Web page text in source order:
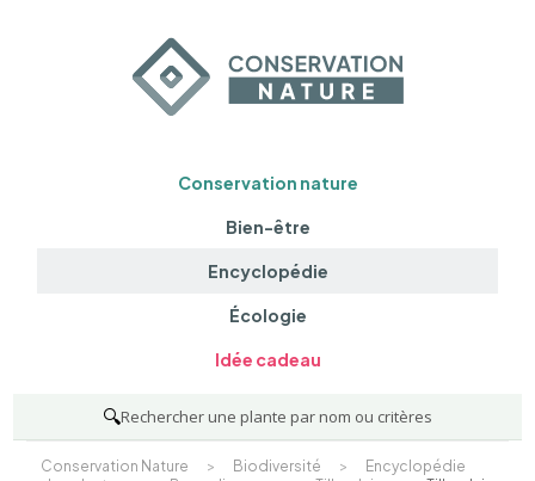
Conservation nature
Bien-être
Encyclopédie
Écologie
Idée cadeau
🔍Rechercher une plante par nom ou critères
Conservation Nature > Biodiversité >
Encyclopédie